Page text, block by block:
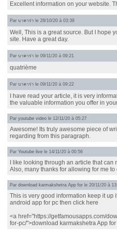
Excellent information on your website.
Par บาคาร่า le 28/10/20 à 03:39
Well, This is a great source. But I hope
site. Have a great day.
Par บาคาร่า le 09/11/20 à 09:21
quatrième
Par บาคาร่า le 09/11/20 à 09:22
I have read your article, it is very
the valuable information you offer in
Par youtube video le 12/11/20 à 05:27
Awesome! Its truly awesome piece of
regarding from this paragraph.
Par Youtube live le 14/11/20 à 00:56
I like looking through an article that
Also, many thanks for allowing for me to
Par download karmakshetra App for le 20/11/20 à
This is very good information keep it up
android app for pc then click here
<a href="https://getfamousapps.com/
for-pc/">download karmakshetra App